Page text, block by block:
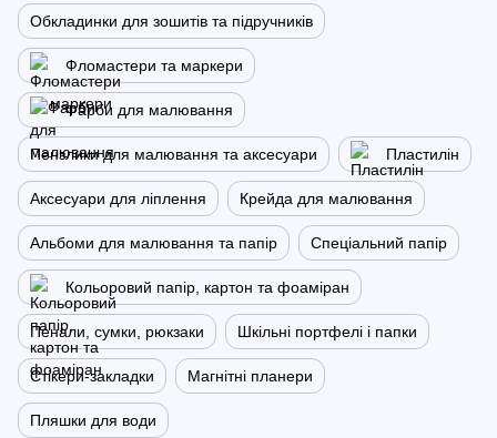
Обкладинки для зошитів та підручників
Фломастери та маркери
Фарби для малювання
Пензлики для малювання та аксесуари Пластилін
Аксесуари для ліплення Крейда для малювання
Альбоми для малювання та папір Спеціальний папір
Кольоровий папір, картон та фоаміран
Пенали, сумки, рюкзаки Шкільні портфелі і папки
Стікери-закладки Магнітні планери
Пляшки для води